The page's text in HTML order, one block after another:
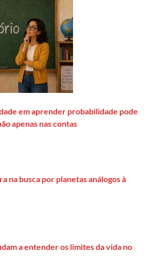
em aprender probabilidade pode
apenas nas contas
na busca por planetas análogos à
a entender os limites da vida no